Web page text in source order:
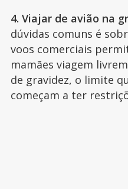
4. Viajar de avião na
dúvidas comuns é
voos comerciais
mamães viagem
de gravidez, o limite
começam a ter